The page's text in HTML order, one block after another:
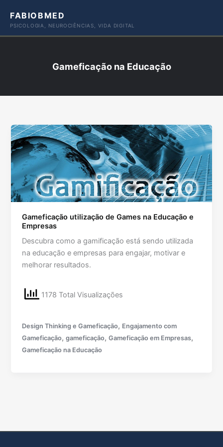
paraFABIOBMED
PSICOLOGIA, NEUROCIÊNCIAS, VIDA DIGITAL
Gameficação na Educação
Gameficação utilização de Games na Educação e
Empresas
Descubra como a gamificação está sendo utilizada
na educação e empresas para engajar, motivar e
melhorar resultados.
1178 Total Visualizações
Design Thinking e Gameficação, Engajamento com
Gameficação,gameficação,Gameficação em Empresas,
Gameficação na Educação